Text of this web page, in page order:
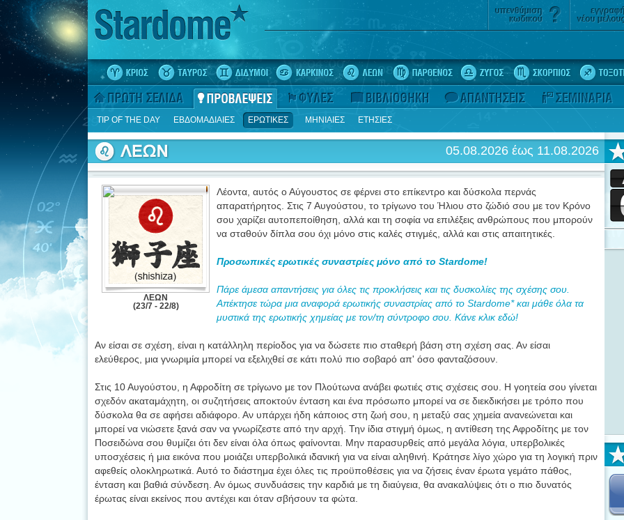
TIP OF THE DAY ΕΒΔΟΜΑΔΙΑΙΕΣ ΕΡΩΤΙΚΕΣ ΜΗΝΙΑΙΕΣ ΕΤΗΣΙΕΣ
05.08.2026 έως 11.08.2026
ΛΕΩΝ
(23/7 - 22/8)
Λέοντα, αυτός ο Αύγουστος σε φέρνει στο επίκεντρο και δύσκολα περνάς
απαρατήρητος. Στις 7 Αυγούστου, το τρίγωνο του Ήλιου στο ζώδιό σου με τον Κρόνο
σου χαρίζει αυτοπεποίθηση, αλλά και τη σοφία να επιλέξεις ανθρώπους που μπορούν
να σταθούν δίπλα σου όχι μόνο στις καλές στιγμές, αλλά και στις απαιτητικές.
Προσωπικές ερωτικές συναστρίες μόνο από το Stardome!
Πάρε άμεσα απαντήσεις για όλες τις προκλήσεις και τις δυσκολίες της σχέσης σου.
Απέκτησε τώρα μια αναφορά ερωτικής συναστρίας από το Stardome* και μάθε όλα τα
μυστικά της ερωτικής χημείας με τον/τη σύντροφο σου. Κάνε κλικ εδώ!
Αν είσαι σε σχέση, είναι η κατάλληλη περίοδος για να δώσετε πιο σταθερή βάση στη σχέση σας. Αν είσαι
ελεύθερος, μια γνωριμία μπορεί να εξελιχθεί σε κάτι πολύ πιο σοβαρό απ' όσο φανταζόσουν.
Στις 10 Αυγούστου, η Αφροδίτη σε τρίγωνο με τον Πλούτωνα ανάβει φωτιές στις σχέσεις σου. Η γοητεία σου γίνεται
σχεδόν ακαταμάχητη, οι συζητήσεις αποκτούν ένταση και ένα πρόσωπο μπορεί να σε διεκδικήσει με τρόπο που
δύσκολα θα σε αφήσει αδιάφορο. Αν υπάρχει ήδη κάποιος στη ζωή σου, η μεταξύ σας χημεία ανανεώνεται και
μπορεί να νιώσετε ξανά σαν να γνωρίζεστε από την αρχή. Την ίδια στιγμή όμως, η αντίθεση της Αφροδίτης με τον
Ποσειδώνα σου θυμίζει ότι δεν είναι όλα όπως φαίνονται. Μην παρασυρθείς από μεγάλα λόγια, υπερβολικές
υποσχέσεις ή μια εικόνα που μοιάζει υπερβολικά ιδανική για να είναι αληθινή. Κράτησε λίγο χώρο για τη λογική πριν
αφεθείς ολοκληρωτικά. Αυτό το διάστημα έχει όλες τις προϋποθέσεις για να ζήσεις έναν έρωτα γεμάτο πάθος,
ένταση και βαθιά σύνδεση. Αν όμως συνδυάσεις την καρδιά με τη διαύγεια, θα ανακαλύψεις ότι ο πιο δυνατός
έρωτας είναι εκείνος που αντέχει και όταν σβήσουν τα φώτα.